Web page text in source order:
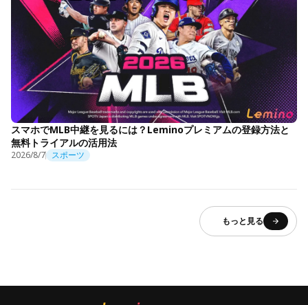
スマホでMLB中継を見るには？Leminoプレミアムの登録方法と
無料トライアルの活用法
2026/8/7 スポーツ
もっと見る